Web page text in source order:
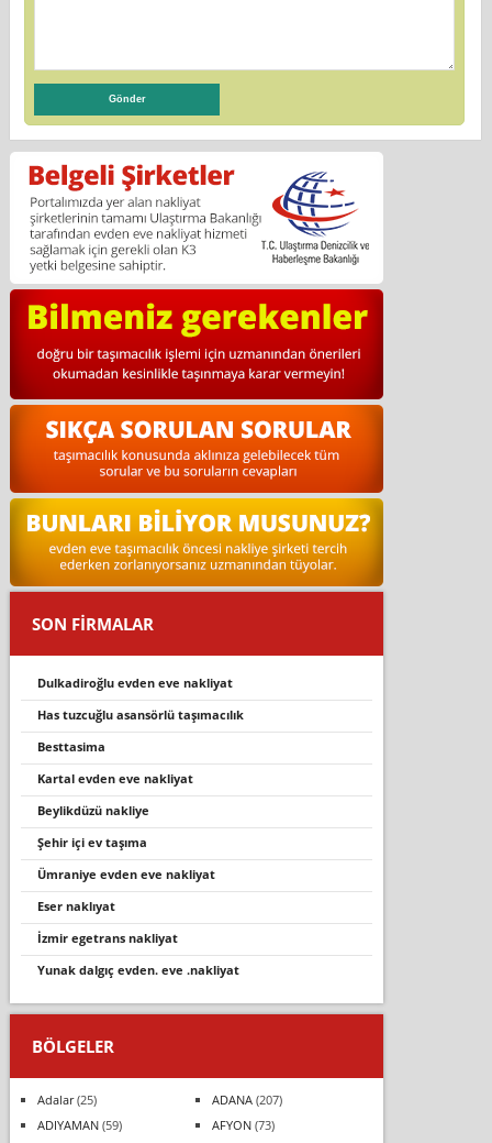
SON FİRMALAR
dulkadiroğlu evden eve nakliyat
has tuzcuğlu asansörlü taşımacılık
besttasima
kartal evden eve nakliyat
beylikdüzü nakliye
şehir içi ev taşıma
ümrani̇ye evden eve nakli̇yat
eser nakliyat
i̇zmir egetrans nakliyat
yunak dalgıç evden. eve .nakliyat
BÖLGELER
Adalar(25) ADANA(207)
ADIYAMAN(59) AFYON(73)